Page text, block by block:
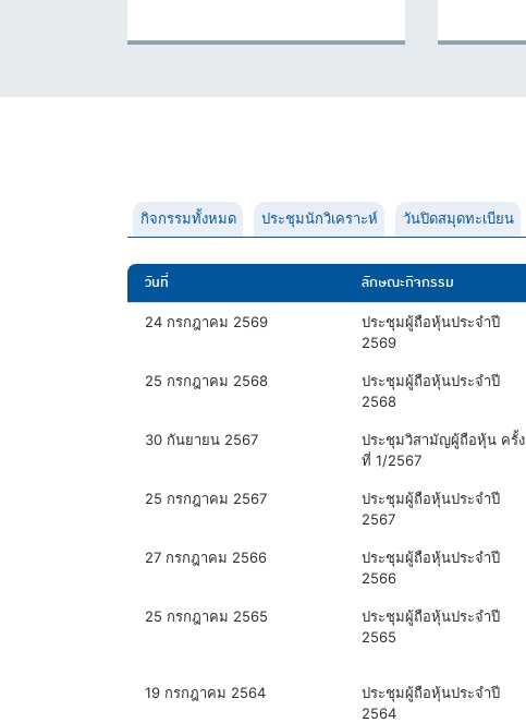
กิจกรรมทั้งหมด ประชุมนักวิเคราะห์ วันปิดสมุดทะเบียน
วันที่ ลักษณะกิจกรรม
24 กรกฎาคม 2569
ประชุมผู้ถือหุ้นประจำปี
2569
25 กรกฎาคม 2568
ประชุมผู้ถือหุ้นประจำปี
2568
30 กันยายน 2567
ประชุมวิสามัญผู้ถือหุ้น ครั้ง
ที่ 1/2567
25 กรกฎาคม 2567
ประชุมผู้ถือหุ้นประจำปี
2567
27 กรกฎาคม 2566
ประชุมผู้ถือหุ้นประจำปี
2566
25 กรกฎาคม 2565
ประชุมผู้ถือหุ้นประจำปี
2565
19 กรกฎาคม 2564
ประชุมผู้ถือหุ้นประจำปี
2564